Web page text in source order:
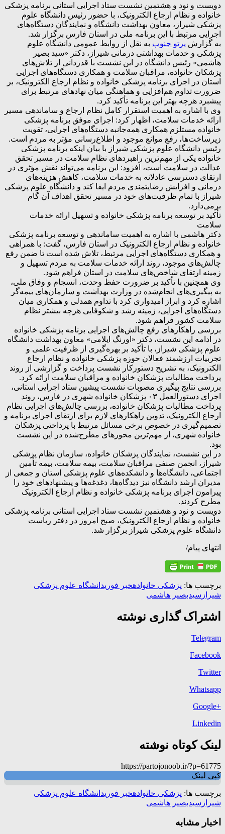
دویست و نود و هشتمین نشست ستاد اجرایی استانی برنامه پزشکی
خانواده و نظام ارجاع الکترونیک، با حضور رئیس دانشگاه علوم
پزشکی شیراز، معاون بهداشت دانشگاه و نمایندگان دستگاه‌های
اجرایی مرتبط با این برنامه ملی در استان فارس برگزار شد.
به گزارش پرتو جنوب به نقل از روابط عمومی دانشگاه علوم
پزشکی و خدمات بهداشتی درمانی شیراز، دکتر «سید بصیر
هاشمی» رئیس دانشگاه در این نشست با قدردانی از تلاش‌های
پزشکان خانواده، مراقبان سلامت و همکاری دستگاه‌های اجرایی
استان در اجرای برنامه پزشکی خانواده و نظام ارجاع الکترونیک، بر
ضرورت تداوم هم‌افزایی و هماهنگی میان نهادهای مرتبط برای
پیشبرد هرچه بهتر این برنامه تأکید کرد.
وی با اشاره به اهمیت استقرار کامل نظام ارجاع و ساماندهی مسیر
ارائه خدمات سلامت، اظهار کرد: اجرای موفق برنامه پزشکی
خانواده مستلزم همکاری همه‌جانبه دستگاه‌های اجرایی، تقویت
زیرساخت‌ها، رفع موانع موجود و اطلاع‌رسانی مؤثر به مردم است.
رئیس دانشگاه علوم پزشکی شیراز با بیان اینکه برنامه پزشکی
خانواده یکی از مهم‌ترین راهبردهای نظام سلامت در مسیر تحقق
عدالت در سلامت است، افزود: این برنامه می‌تواند نقش مؤثری در
ارتقای دسترسی عادلانه به خدمات سلامت، کاهش هزینه‌های
درمانی و افزایش رضایتمندی مردم ایفا کند و دانشگاه علوم پزشکی
شیراز با تمام ظرفیت‌های خود در مسیر تحقق اهداف آن گام
برمی‌دارد.
تأکید بر توسعه برنامه پزشکی خانواده و تسهیل ارائه خدمات
سلامت
دکتر هاشمی با اشاره به اهمیت ساماندهی و توسعه برنامه پزشکی
خانواده و نظام ارجاع الکترونیک در استان فارس، گفت: با همراهی
و همکاری دستگاه‌های اجرایی مرتبط، تلاش شده است تا ضمن رفع
چالش‌های موجود، روند ارائه خدمات سلامت به مردم تسهیل و
زمینه ارتقای شاخص‌های سلامت در استان فراهم شود.
وی همچنین با تأکید بر ضرورت حفظ وحدت، انسجام و وفاق ملی،
به پیگیری‌های انجام‌شده در وزارت بهداشت و سازمان‌های بیمه‌گر
اشاره کرد و ابراز امیدواری کرد با تداوم همدلی و همکاری میان
دستگاه‌های اجرایی، زمینه رشد و شکوفایی هرچه بیشتر نظام
سلامت کشور فراهم شود.
بررسی راهکارهای رفع چالش‌های اجرایی برنامه پزشکی خانواده
در ادامه این نشست، دکتر «اورنگ ایلامی» معاون بهداشت دانشگاه
علوم پزشکی شیراز، با تأکید بر بهره‌گیری از ظرفیت علمی و
تجربیات ارزشمند فعالان حوزه پزشکی خانواده و نظام ارجاع
الکترونیک، به تشریح دستورکار نشست پرداخت و گزارشی از روند
پرداخت مطالبات پزشکان خانواده و مراقبان سلامت ارائه کرد.
بررسی نتایج پیگیری مصوبات نشست پیشین ستاد اجرایی استانی،
اجرای دستورالعمل ۰۳ پزشکان خانواده شهری در فارس، روند
پرداخت مطالبات پزشکان خانواده، بررسی چالش‌های اجرایی نظام
ارجاع الکترونیک، تدوین راهکارهای لازم برای ارتقای اجرای برنامه و
تصمیم‌گیری در خصوص برخی مسائل مرتبط با پرداختی پزشکان
خانواده شهری، از مهم‌ترین محورهای مطرح‌شده در این نشست
بود.
در این نشست، نمایندگان پزشکان خانواده، سازمان نظام پزشکی
شیراز، انجمن صنفی مراقبان سلامت، بیمه سلامت، بیمه تأمین
اجتماعی، دانشگاه‌ها و دانشکده‌های علوم پزشکی استان و جمعی از
مدیران ارشد دانشگاه نیز دیدگاه‌ها، دغدغه‌ها و پیشنهادهای خود را
پیرامون اجرای برنامه پزشکی خانواده و نظام ارجاع الکترونیک
مطرح کردند.
دویست و نود و هشتمین نشست ستاد اجرایی استانی برنامه پزشکی
خانواده و نظام ارجاع الکترونیک، صبح امروز در دفتر ریاست
دانشگاه علوم پزشکی شیراز برگزار شد.
انتهای پیام/
برچسب ها: پزشکی خانوادهخبر فوریدانشگاه علوم پزشکی
شیراز سیدبصیر هاشمی
اشتراک گذاری نوشته
Telegram
Facebook
Twitter
Whatsapp
+Google
Linkedin
لینک کوتاه نوشته
https://partojonoob.ir/?p=61775
کپی لینک
برچسب ها: پزشکی خانوادهخبر فوریدانشگاه علوم پزشکی
شیراز سیدبصیر هاشمی
اخبار مشابه